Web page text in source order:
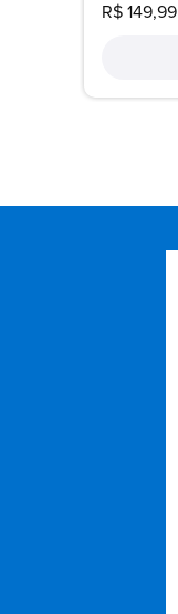
R$ 149,99